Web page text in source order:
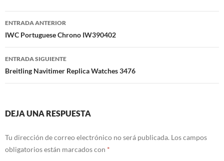
Navegación
de
entradas
ENTRADA ANTERIOR
IWC Portuguese Chrono IW390402
ENTRADA SIGUIENTE
Breitling Navitimer Replica Watches 3476
DEJA UNA RESPUESTA
Tu dirección de correo electrónico no será publicada. Los campos
obligatorios están marcados con *